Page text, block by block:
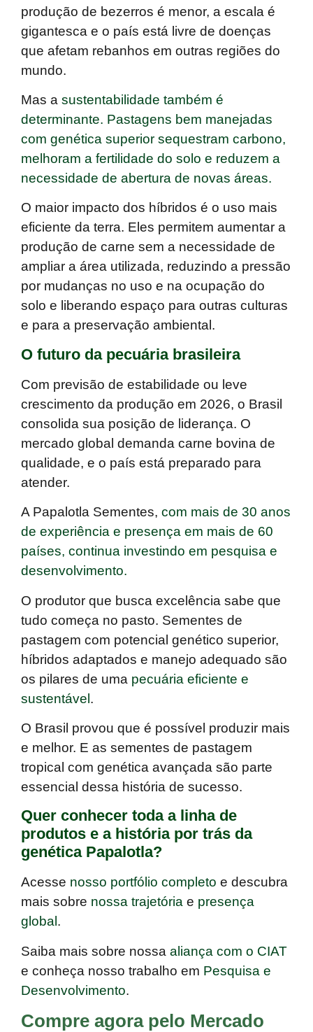
produção de bezerros é menor, a escala é
gigantesca e o país está livre de doenças
que afetam rebanhos em outras regiões do
mundo.
Mas a sustentabilidade também é
determinante. Pastagens bem manejadas
com genética superior sequestram carbono,
melhoram a fertilidade do solo e reduzem a
necessidade de abertura de novas áreas.
O maior impacto dos híbridos é o uso mais
eficiente da terra. Eles permitem aumentar a
produção de carne sem a necessidade de
ampliar a área utilizada, reduzindo a pressão
por mudanças no uso e na ocupação do
solo e liberando espaço para outras culturas
e para a preservação ambiental.
O futuro da pecuária brasileira
Com previsão de estabilidade ou leve
crescimento da produção em 2026, o Brasil
consolida sua posição de liderança. O
mercado global demanda carne bovina de
qualidade, e o país está preparado para
atender.
A Papalotla Sementes, com mais de 30 anos
de experiência e presença em mais de 60
países, continua investindo em pesquisa e
desenvolvimento.
O produtor que busca excelência sabe que
tudo começa no pasto. Sementes de
pastagem com potencial genético superior,
híbridos adaptados e manejo adequado são
os pilares de uma pecuária eficiente e
sustentável.
O Brasil provou que é possível produzir mais
e melhor. E as sementes de pastagem
tropical com genética avançada são parte
essencial dessa história de sucesso.
Quer conhecer toda a linha de
produtos e a história por trás da
genética Papalotla?
Acesse nosso portfólio completo e descubra
mais sobre nossa trajetória e presença
global .
Saiba mais sobre nossa aliança com o CIAT
e conheça nosso trabalho em Pesquisa e
Desenvolvimento.
Compre agora pelo Mercado